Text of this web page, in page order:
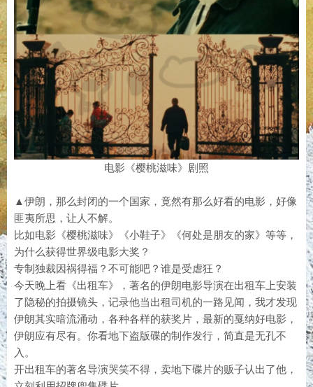
电影《樱桃滋味》剧照
▲伊朗，那么封闭的一个国家，竟然有那么好看的电影，好像
匪夷所思，让人不解。
比如电影《樱桃滋味》《小鞋子》《何处是朋友的家》等等，
为什么获得世界级电影大奖？
专制独裁因祸得福？不可能吧？谁是受虐狂？
今天晚上看《出租车》，著名的伊朗电影导演在出租车上安装
了隐秘的拍摄镜头，记录他当出租司机的一路见闻，我才发现
伊朗其实暗流涌动，各种各样的获奖片，最新的戛纳好电影，
伊朗应有尽有。你看地下盗版碟的制作发行，简直是无孔不
入。
开出租车的著名导演哭笑不得，卖地下碟片的贩子认出了他，